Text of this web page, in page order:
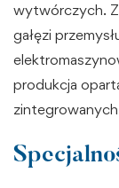
wytwórczych.
gałęzi
produkcja